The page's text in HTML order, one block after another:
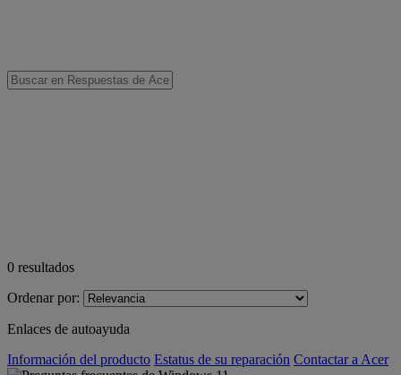
0 resultados
Ordenar por:
Enlaces de autoayuda
Información del producto Estatus de su reparación Contactar a Acer